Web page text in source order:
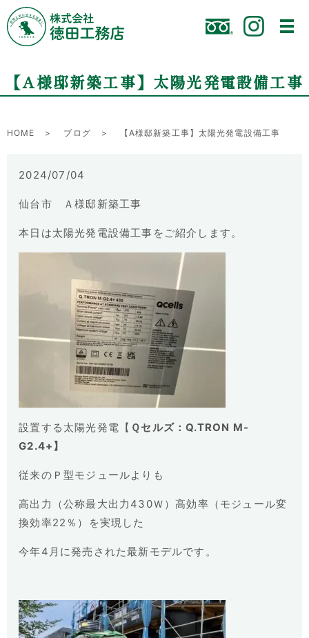
【A様邸新築工事】太陽光発電設備工事
HOME ブログ 【A様邸新築工事】太陽光発電設備工事
2024/07/04
仙台市 Ａ様邸新築工事
本日は太陽光発電設備工事をご紹介します。
設置する太陽光発電【 Ｑセルズ：Q.TRON M-
G2.4+】
従来のＰ型モジュールよりも
高出力（公称最大出力430Ｗ）高効率（モジュール変
換効率22％）を実現した
今年4月に発売された最新モデルです。